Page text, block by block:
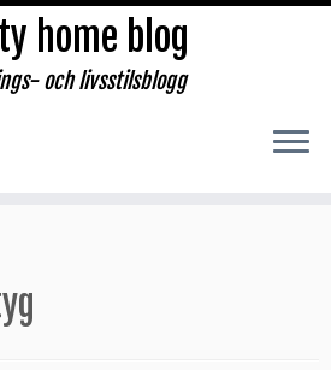
home blog
och livsstilsblogg